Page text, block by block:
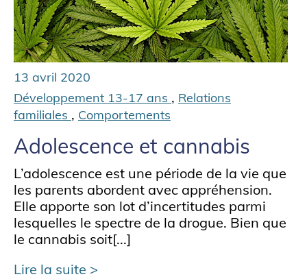
13 avril 2020
Développement 13-17 ans , Relations
familiales , Comportements
Adolescence et cannabis
L’adolescence est une période de la vie que
les parents abordent avec appréhension.
Elle apporte son lot d’incertitudes parmi
lesquelles le spectre de la drogue. Bien que
le cannabis soit[...]
Lire la suite